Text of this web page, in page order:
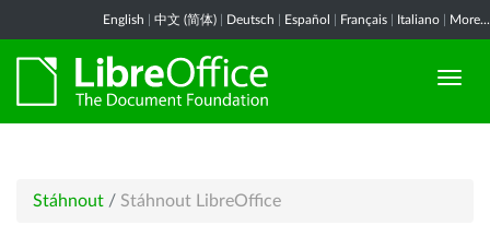
English 中文 (简体) Deutsch Español Français Italiano More...
Stáhnout / Stáhnout LibreOffice